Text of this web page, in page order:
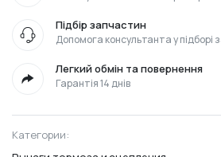
Підбір запчастин
Допомога консультанта у підборі
Легкий обмін та повернення
Гарантія 14 днів
Категории: